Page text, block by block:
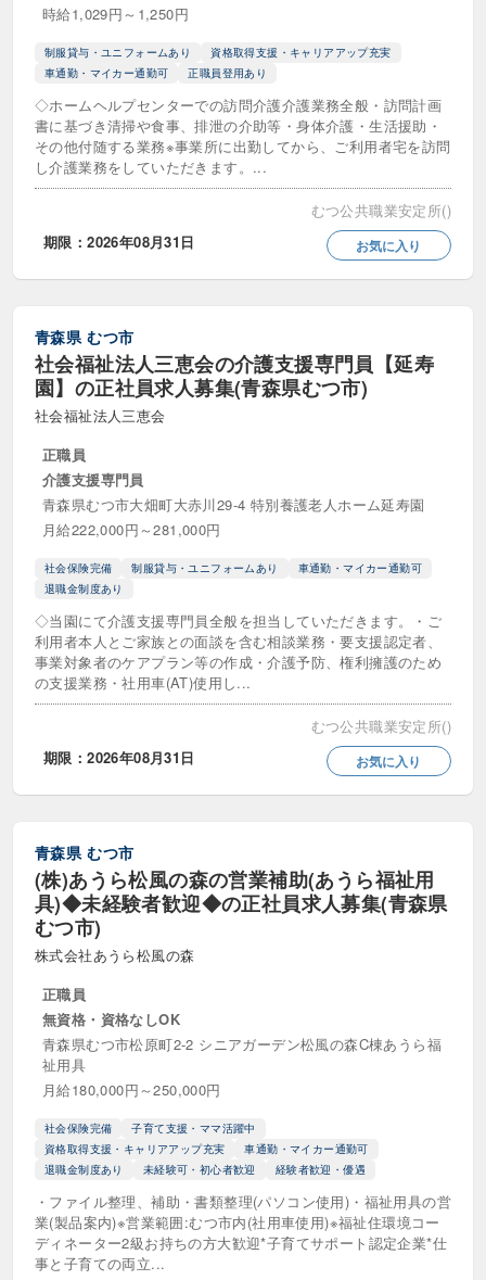
時給1,029円～1,250円
制服貸与・ユニフォームあり
資格取得支援・キャリアアップ充実
車通勤・マイカー通勤可
正職員登用あり
◇ホームヘルプセンターでの訪問介護介護業務全般・訪問計画
書に基づき清掃や食事、排泄の介助等・身体介護・生活援助・
その他付随する業務※事業所に出勤してから、ご利用者宅を訪問
し介護業務をしていただきます。...
むつ公共職業安定所()
期限：2026年08月31日
お気に入り
青森県 むつ市
社会福祉法人三恵会の介護支援専門員【延寿
園】の正社員求人募集(青森県むつ市)
社会福祉法人三恵会
正職員
介護支援専門員
青森県むつ市大畑町大赤川29-4 特別養護老人ホーム延寿園
月給222,000円～281,000円
社会保険完備 制服貸与・ユニフォームあり
車通勤・マイカー通勤可
退職金制度あり
◇当園にて介護支援専門員全般を担当していただきます。・ご
利用者本人とご家族との面談を含む相談業務・要支援認定者、
事業対象者のケアプラン等の作成・介護予防、権利擁護のため
の支援業務・社用車(AT)使用し...
むつ公共職業安定所()
期限：2026年08月31日
お気に入り
青森県 むつ市
(株)あうら松風の森の営業補助(あうら福祉用
具)◆未経験者歓迎◆の正社員求人募集(青森県
むつ市)
株式会社あうら松風の森
正職員
無資格・資格なしOK
青森県むつ市松原町2-2 シニアガーデン松風の森C棟あうら福
祉用具
月給180,000円～250,000円
社会保険完備
子育て支援・ママ活躍中
資格取得支援・キャリアアップ充実
車通勤・マイカー通勤可
退職金制度あり
未経験可・初心者歓迎 経験者歓迎・優遇
・ファイル整理、補助・書類整理(パソコン使用)・福祉用具の営
業(製品案内)※営業範囲:むつ市内(社用車使用)※福祉住環境コー
ディネーター2級お持ちの方大歓迎*子育てサポート認定企業*仕
事と子育ての両立...